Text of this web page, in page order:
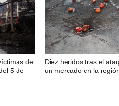
del
5 de
Diez heridos tras el
un mercado en la